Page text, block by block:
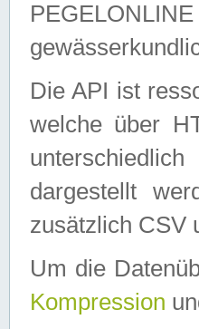
Die API ist
welche über
dargestellt
zusätzlich CSV
Um die
Kompression